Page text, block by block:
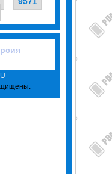
...